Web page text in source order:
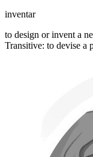
inventar
to design or invent a
Transitive: to devise a